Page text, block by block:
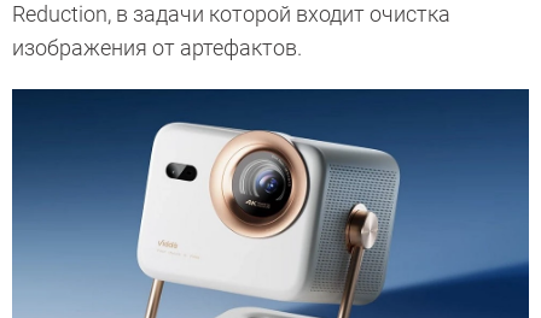
Reduction, в задачи которой входит очистка
изображения от артефактов.